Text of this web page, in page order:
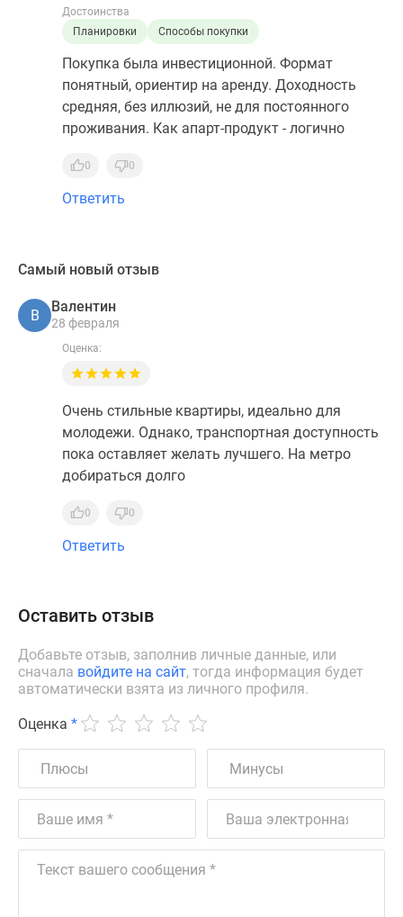
Достоинства
Планировки
Способы покупки
Покупка была инвестиционной. Формат
понятный, ориентир на аренду. Доходность
средняя, без иллюзий, не для постоянного
проживания. Как апарт-продукт - логично
0 0
Ответить
Самый новый отзыв
В
Валентин
28 февраля
Оценка:
Очень стильные квартиры, идеально для
молодежи. Однако, транспортная доступность
пока оставляет желать лучшего. На метро
добираться долго
0 0
Ответить
Оставить отзыв
Добавьте отзыв, заполнив личные данные, или
сначала войдите на сайт, тогда информация будет
автоматически взята из личного профиля.
Оценка *